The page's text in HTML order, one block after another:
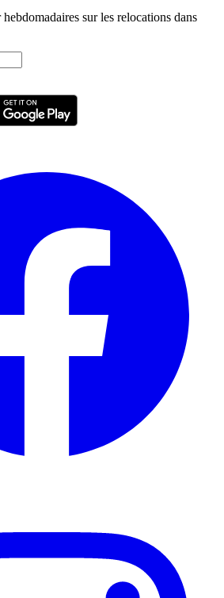
sur les relocations dans